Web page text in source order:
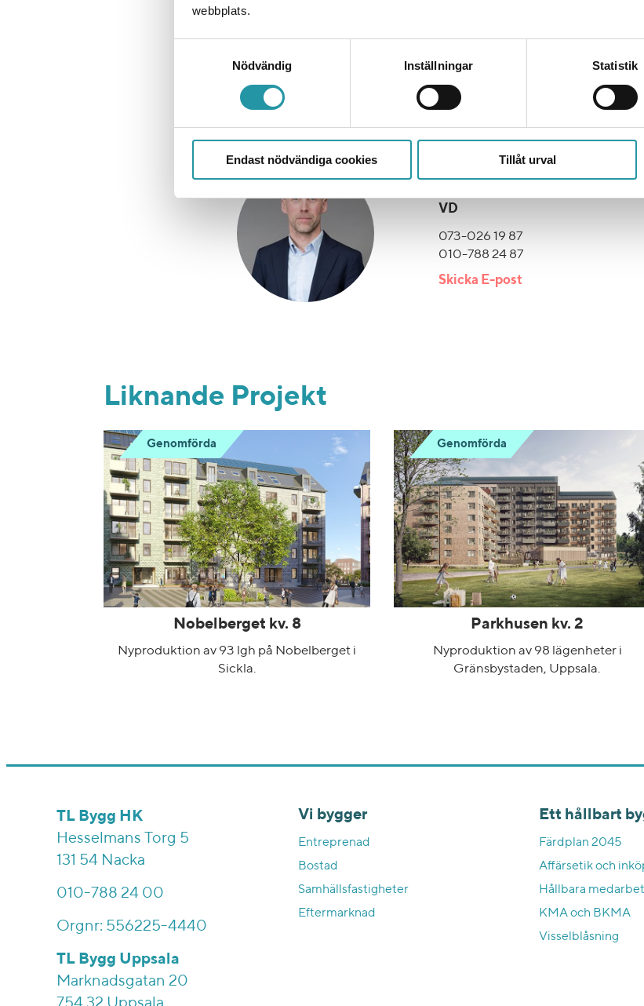
webbplats.
Nödvändig
Inställningar Statistik
Endast nödvändiga cookies Tillåt urval
Vill du veta mer?
Johan Edlund
VD
073-026 19 87
010-788 24 87
Skicka E-post
Liknande Projekt
Genomförda
Nobelberget kv. 8
Nyproduktion av 93 lgh på Nobelberget i
Sickla.
Genomförda
Parkhusen kv. 2
Nyproduktion av 98 lägenheter i
Gränsbystaden, Uppsala.
TL Bygg HK
Hesselmans Torg 5
131 54 Nacka
010-788 24 00
Orgnr: 556225-4440
TL Bygg Uppsala
Marknadsgatan 20
Vi bygger
Entreprenad
Bostad
Samhällsfastigheter
Eftermarknad
Ett hållbart
Färdplan 2045
Affärsetik och
Hållbara
KMA och BKMA
Visselblåsning